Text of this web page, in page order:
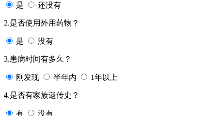
是 还没有
2.是否使用外用药物？
是 没有
3.患病时间有多久？
刚发现 半年内 1年以上
4.是否有家族遗传史？
有 没有